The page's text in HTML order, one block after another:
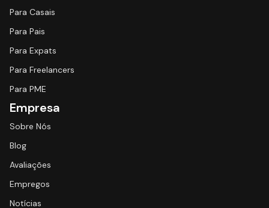
Para Casais
Para Pais
Para Expats
Para Freelancers
Para PME
Empresa
Sobre Nós
Blog
Avaliações
Empregos
Notícias